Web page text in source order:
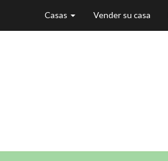
Casas Vender su casa